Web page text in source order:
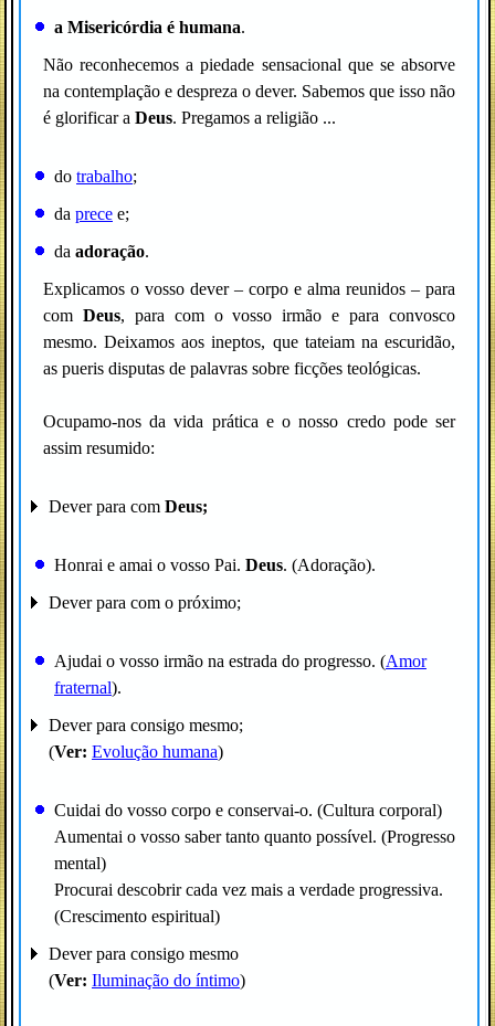
a Misericórdia é humana.
Não reconhecemos a piedade sensacional que se absorve
na contemplação e despreza o dever. Sabemos que isso não
é glorificar a Deus. Pregamos a religião ...
do trabalho;
da prece e;
da adoração.
Explicamos o vosso dever – corpo e alma reunidos – para
com Deus, para com o vosso irmão e para convosco
mesmo. Deixamos aos ineptos, que tateiam na escuridão,
as pueris disputas de palavras sobre ficções teológicas.
Ocupamo-nos da vida prática e o nosso credo pode ser
assim resumido:
Dever para com Deus;
Honrai e amai o vosso Pai. Deus. (Adoração).
Dever para com o próximo;
Ajudai o vosso irmão na estrada do progresso. (Amor
fraternal).
Dever para consigo mesmo;
(Ver: Evolução humana)
Cuidai do vosso corpo e conservai-o. (Cultura corporal)
Aumentai o vosso saber tanto quanto possível. (Progresso
mental)
Procurai descobrir cada vez mais a verdade progressiva.
(Crescimento espiritual)
Dever para consigo mesmo
(Ver: Iluminação do íntimo)